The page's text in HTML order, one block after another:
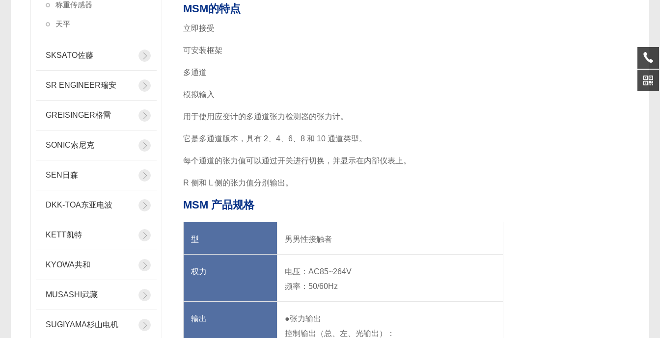
称重传感器
天平
SKSATO佐藤
SR ENGINEER瑞安
GREISINGER格雷
SONIC索尼克
SEN日森
DKK-TOA东亚电波
KETT凯特
KYOWA共和
MUSASHI武藏
SUGIYAMA杉山电机
MSM的特点
立即接受
可安装框架
多通道
模拟输入
用于使用应变计的多通道张力检测器的张力计。
它是多通道版本，具有 2、4、6、8 和 10 通道类型。
每个通道的张力值可以通过开关进行切换，并显示在内部仪表上。
R 侧和 L 侧的张力值分别输出。
MSM 产品规格
型 男男性接触者
权力
电压：AC85~264V
频率：50/60Hz
输出
●张力输出
控制输出（总、左、光输出）：